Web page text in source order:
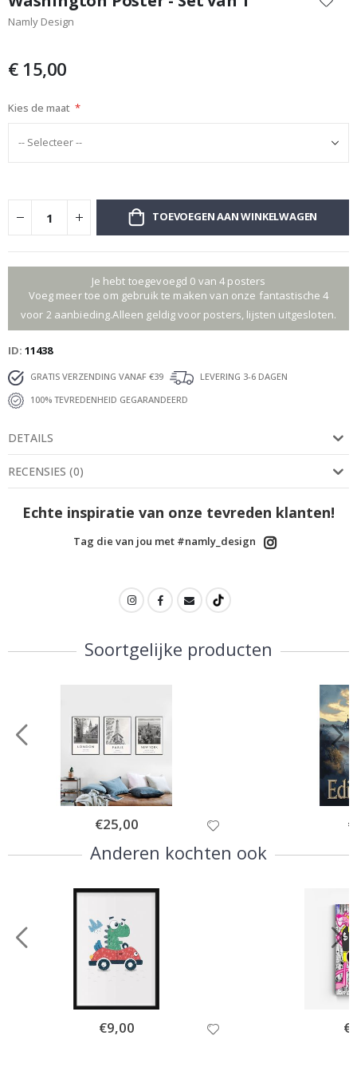
het
begin
afbeeldingen-
Namly Design
€ 15,00
Kies de maat
TOEVOEGEN AAN WINKELWAGEN
Je hebt toegevoegd 0 van 4 posters
Voeg meer toe om gebruik te maken van onze fantastische 4
voor 2 aanbieding.Alleen geldig voor posters, lijsten uitgesloten.
ID 11438
GRATIS VERZENDING VANAF €39
LEVERING 3-6 DAGEN
100% TEVREDENHEID GEGARANDEERD
DETAILS
RECENSIES (0)
Echte inspiratie van onze tevreden klanten!
Tag die van jou met #namly_design
Soortgelijke producten
Special
Price
€25,00
Anderen kochten ook
Special
Price
€9,00